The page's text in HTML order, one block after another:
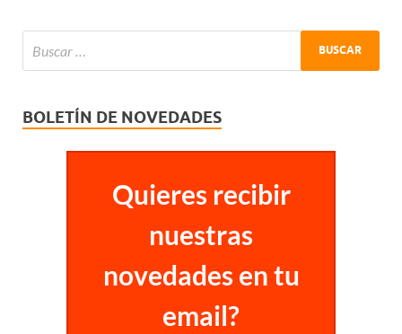
BOLETÍN DE NOVEDADES
Quieres recibir
nuestras
novedades en tu
email?